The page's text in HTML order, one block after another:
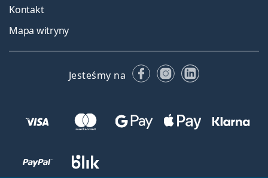
Kontakt
Mapa witryny
Jesteśmy na FacebookuInstagramie
LinkedIn